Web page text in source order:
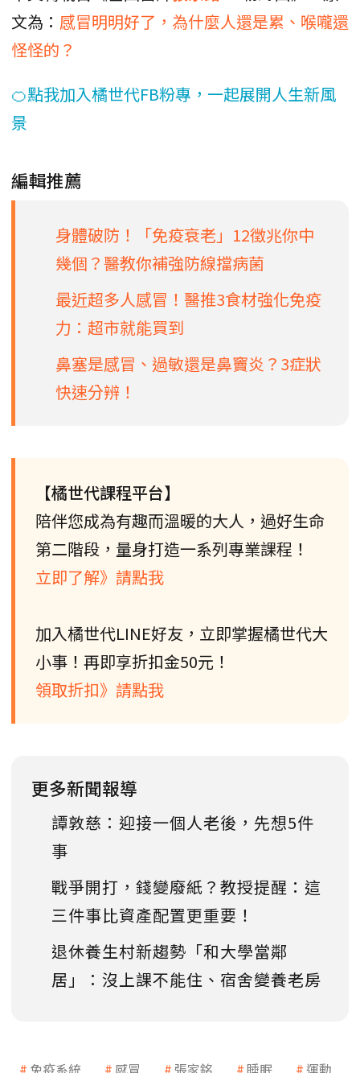
文為： 感冒明明好了，為什麼人還是累、喉嚨還
怪怪的？
🍊點我加入橘世代FB粉專，一起展開人生新風
景
編輯推薦
身體破防！「免疫衰老」12徵兆你中
幾個？醫教你補強防線擋病菌
最近超多人感冒！醫推3食材強化免疫
力：超市就能買到
鼻塞是感冒、過敏還是鼻竇炎？3症狀
快速分辨！
【橘世代課程平台】
陪伴您成為有趣而溫暖的大人，過好生命
第二階段，量身打造一系列專業課程！
立即了解》請點我
加入橘世代LINE好友，立即掌握橘世代大
小事！再即享折扣金50元！
領取折扣》請點我
更多新聞報導
譚敦慈：迎接一個人老後，先想5件
事
戰爭開打，錢變廢紙？教授提醒：這
三件事比資產配置更重要！
退休養生村新趨勢「和大學當鄰
居」：沒上課不能住、宿舍變養老房
免疫系統 感冒 張家銘 睡眠 運動